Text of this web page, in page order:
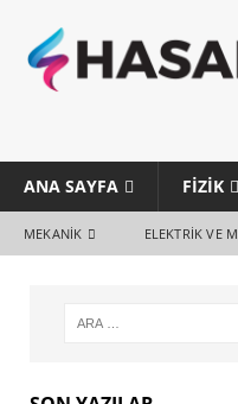
ANA SAYFA FIZIK
MEKANIK ELEKTRIK VE